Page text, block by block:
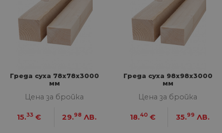
Греда суха 78х78х3000
мм
Цена за бройка
15.33 € 29.98 ЛВ.
Греда суха 98х98х3000
мм
Цена за бройка
18.40 € 35.99 ЛВ.